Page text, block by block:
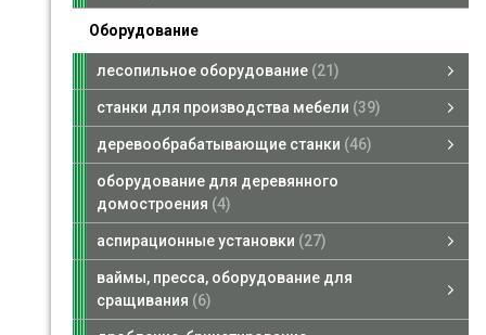
Оборудование
лесопильное оборудование 21
станки для производства мебели 39
деревообрабатывающие станки 46
оборудование для деревянного
домостроения 4
аспирационные установки 27
ваймы, пресса, оборудование для
сращивания
6